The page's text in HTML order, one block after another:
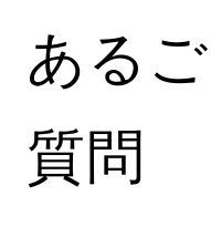
あるご
質問